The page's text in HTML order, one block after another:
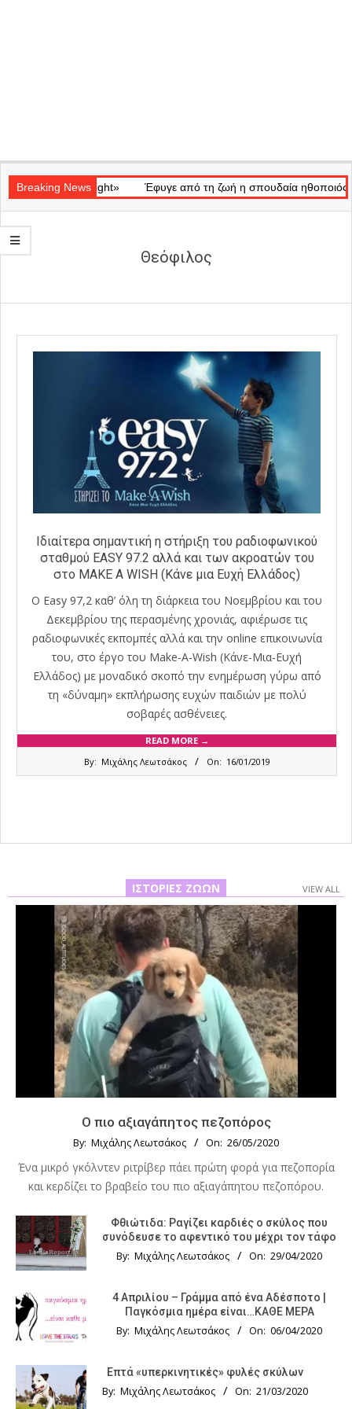
Navigation
Menu
Breaking News
«Ray of Light» Έφυγε από τη ζωή η σπουδαία ηθοποιός Μάρω
Θεόφιλος
Ιδιαίτερα σημαντική η στήριξη του ραδιοφωνικού
σταθμού EASY 97.2 αλλά και των ακροατών του
στο MAKE A WISH (Κάνε μια Ευχή Ελλάδος)
Ο Easy 97,2 καθ’ όλη τη διάρκεια του Νοεμβρίου και του
Δεκεμβρίου της περασμένης χρονιάς, αφιέρωσε τις
ραδιοφωνικές εκπομπές αλλά και την οnline επικοινωνία
του, στο έργο του Make-A-Wish (Κάνε-Μια-Ευχή
Ελλάδος) με μοναδικό σκοπό την ενημέρωση γύρω από
τη «δύναμη» εκπλήρωσης ευχών παιδιών με πολύ
σοβαρές ασθένειες.
READ MORE →
By: Μιχάλης Λεωτσάκος On: 16/01/2019
ΙΣΤΟΡΊΕΣ ΖΏΩΝ VIEW ALL
Ο πιο αξιαγάπητος πεζοπόρος
By: Μιχάλης Λεωτσάκος On: 26/05/2020
Ένα μικρό γκόλντεν ριτρίβερ πάει πρώτη φορά για πεζοπορία
και κερδίζει το βραβείο του πιο αξιαγάπητου πεζοπόρου.
Φθιώτιδα: Ραγίζει καρδιές ο σκύλος που
συνόδευσε το αφεντικό του μέχρι τον τάφο
By: Μιχάλης Λεωτσάκος On: 29/04/2020
4 Απριλίου – Γράμμα από ένα Αδέσποτο |
Παγκόσμια ημέρα είναι…ΚΑΘΕ ΜΕΡΑ
By: Μιχάλης Λεωτσάκος On: 06/04/2020
Επτά «υπερκινητικές» φυλές σκύλων
By: Μιχάλης Λεωτσάκος On: 21/03/2020